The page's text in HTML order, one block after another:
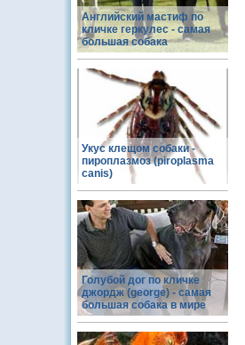
Английский мастиф по
кличке геркулес - самая
большая собака
Укус клещом собаки -
пироплазмоз (piroplasma
canis)
Голубой дог по кличке
джордж (george) - самая
большая собака в мире